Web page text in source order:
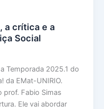
a crítica e a
Social
Temporada 2025.1 do
da EMat-UNIRIO.
prof. Fabio Simas
Ele vai abordar